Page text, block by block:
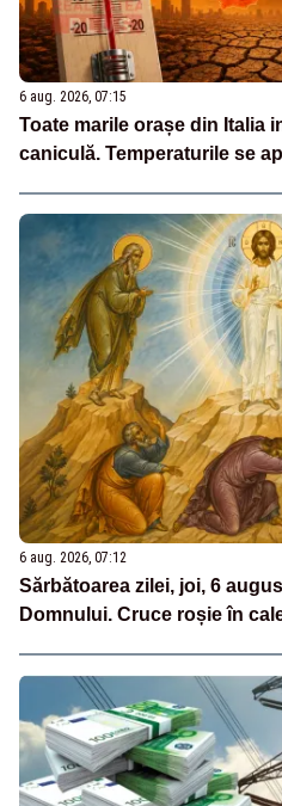
6 aug. 2026, 07:15
Toate marile orașe din Italia
caniculă. Temperaturile se
6 aug. 2026, 07:12
Sărbătoarea zilei, joi, 6
Domnului. Cruce roșie în